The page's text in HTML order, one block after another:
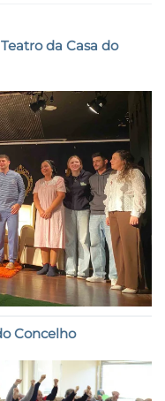
da Casa do
Concelho